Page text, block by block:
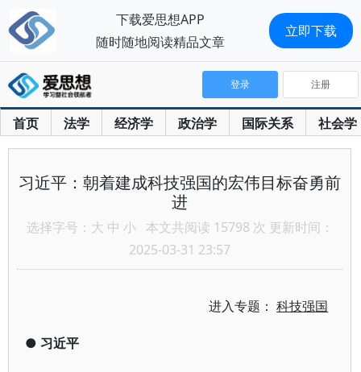
首页 法学 经济学 政治学 国际关系 社会学
登录 注册
习近平：朝着建成科技强国的宏伟目标奋勇前
进
选择字号： 大 中 小 本文共阅读 15798 次 更新时间：
2025-03-31 23:57
进入专题：科技强国
● 习近平
下载爱思想APP
随时随地阅读精品文章
立即下载